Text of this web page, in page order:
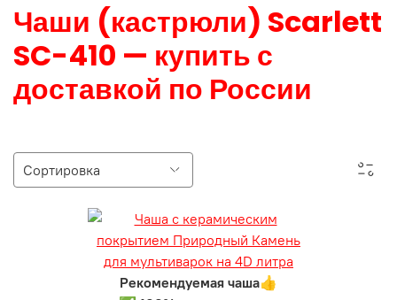
Чаши (кастрюли) Scarlett
SC-410 — купить с
доставкой по России
Рекомендуемая чаша👍